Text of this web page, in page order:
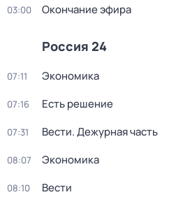
03:00 Окончание эфира
Россия 24
07:11 Экономика
07:16 Есть решение
07:31 Вести. Дежурная часть
08:07 Экономика
08:10 Вести